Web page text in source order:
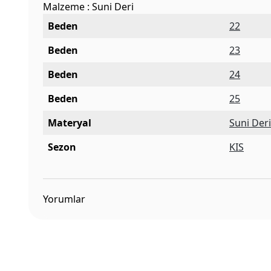
Malzeme : Suni Deri
Beden
22
Beden
23
Beden
24
Beden
25
Materyal
Suni Deri
Sezon
KIS
Yorumlar